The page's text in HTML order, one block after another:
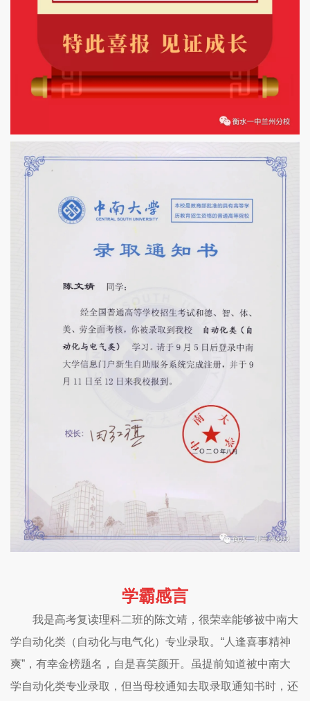
学霸感言
我是高考复读理科二班的陈文靖，很荣幸能够被中南大
学自动化类（自动化与电气化）专业录取。“人逢喜事精神
爽”，有幸金榜题名，自是喜笑颜开。虽提前知道被中南大
学自动化类专业录取，但当母校通知去取录取通知书时，还